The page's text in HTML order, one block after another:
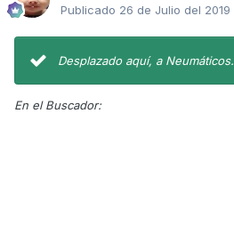
Publicado 26 de Julio del 2019
Desplazado aquí, a Neumáticos.
En el Buscador: